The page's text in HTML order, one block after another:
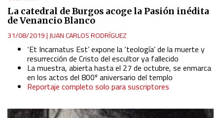
La catedral de Burgos acoge la Pasión inédita
de Venancio Blanco
31/08/2019|JUAN CARLOS RODRÍGUEZ
‘Et Incarnatus Est’ expone la ‘teología’ de la muerte y
resurrección de Cristo del escultor ya fallecido
La muestra, abierta hasta el 27 de octubre, se enmarca
en los actos del 800º aniversario del templo
Reportaje completo solo para suscriptores